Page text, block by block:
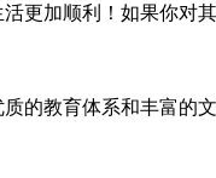
更加顺利！如果你对
的教育体系和丰富的